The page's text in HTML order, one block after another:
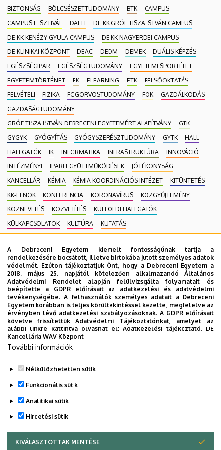
BIZTONSÁG
BÖLCSÉSZETTUDOMÁNY BTK
CAMPUS
CAMPUS FESZTIVÁL
DAEFI
DE KK GRÓF TISZA ISTVÁN CAMPUS
DE KK KENÉZY GYULA CAMPUS
DE KK NAGYERDEI CAMPUS
DE KLINIKAI KÖZPONT
DEAC DEDM DEMEK
DUÁLIS KÉPZÉS
EGÉSZSÉGIPAR
EGÉSZSÉGTUDOMÁNY
EGYETEMI SPORTÉLET
EGYETEMTÖRTÉNET
EK ELEARNING ETK
FELSŐOKTATÁS
FELVÉTELI
FIZIKA FOGORVOSTUDOMÁNY FOK
GAZDÁLKODÁS
GAZDASÁGTUDOMÁNY
GRÓF TISZA ISTVÁN DEBRECENI EGYETEMÉRT ALAPÍTVÁNY
GTK
GYGYK
GYÓGYÍTÁS GYÓGYSZERÉSZTUDOMÁNY GYTK
HALL
HALLGATÓK
IK INFORMATIKA INFRASTRUKTÚRA
INNOVÁCIÓ
INTÉZMÉNYI
IPARI EGYÜTTMŰKÖDÉSEK
JÓTÉKONYSÁG
KANCELLÁR
KÉMIA KÉMIA KOORDINÁCIÓS INTÉZET
KITÜNTETÉS
KK-ELNÖK
KONFERENCIA KORONAVÍRUS
KÖZGYŰJTEMÉNY
KÖZNEVELÉS
KÖZVETÍTÉS
KÜLFÖLDI HALLGATÓK
KÜLKAPCSOLATOK
KULTÚRA
KUTATÁS
MOBILITÁSI PROGRAM
MULTIMÉDIA MŰSZAKI
NEKROLÓG
NÉPEGÉSZSÉGÜGY
NEUROTECH NEVELÉSTUDOMÁNY
NK
OKTATÁS
ORVOSTUDOMÁNY
PEDAGÓGUSKÉPZŐ KÖZPONT
PONTHATÁROK
RAK RANGSOR REKTOR
SET KÖZPONT
SIÓFOK CAMPUS
SPORT SPORTTUDOMÁNYOK
STUDYVERSITY
SZENIOR EGYETEM
SZOLNOK CAMPUS
TÁRSADALOMTUDOMÁNY
TDK
TEHETSÉGGONDOZÁS
TUDOMÁNY
UD CATAPULT
ZK
ZÖLD EGYETEM
A Debreceni Egyetem kiemelt fontosságúnak tartja a
rendelkezésére bocsátott, illetve birtokába jutott személyes adatok
védelmét. Ezúton tájékoztatjuk Önt, hogy a Debreceni Egyetem a
2018. május 25. napjától kötelezően alkalmazandó Általános
Adatvédelmi Rendelet alapján felülvizsgálta folyamatait és
beépítette a GDPR előírásait az adatkezelési és adatvédelmi
tevékenységébe. A felhasználók személyes adatait a Debreceni
Egyetem korábban is teljes körültekintéssel kezelte, megfelelve az
érvényben lévő adatkezelési szabályozásoknak. A GDPR előírásait
követve frissítettük Adatvédelmi Tájékoztatónkat, amelyet az
alábbi linkre kattintva olvashat el:Adatkezelési tájékoztató. DE
Kancellária WAV Központ
További információk
Nélkülözhetetlen sütik
Funkcionális sütik
Analitikai sütik
Hirdetési sütik
KIVÁLASZTOTTAK MENTÉSE
WITHDRAW CONSENT